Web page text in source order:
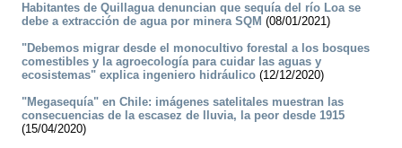
Habitantes de Quillagua denuncian que sequía del río Loa se
debe a extracción de agua por minera SQM (08/01/2021)
"Debemos migrar desde el monocultivo forestal a los bosques
comestibles y la agroecología para cuidar las aguas y
ecosistemas" explica ingeniero hidráulico (12/12/2020)
"Megasequía" en Chile: imágenes satelitales muestran las
consecuencias de la escasez de lluvia, la peor desde 1915
(15/04/2020)